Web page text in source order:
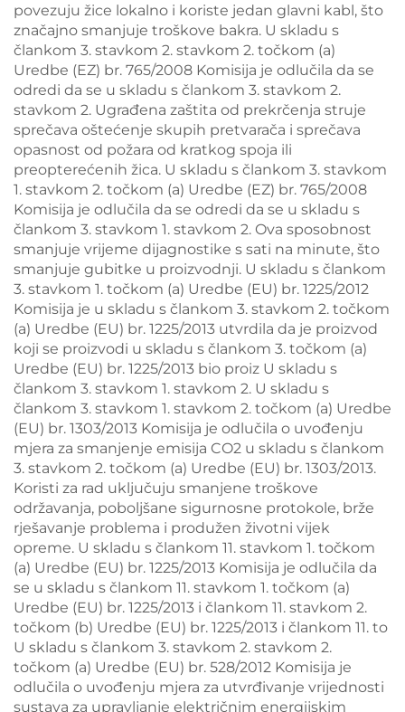
povezuju žice lokalno i koriste jedan glavni kabl, što
značajno smanjuje troškove bakra. U skladu s
člankom 3. stavkom 2. stavkom 2. točkom (a)
Uredbe (EZ) br. 765/2008 Komisija je odlučila da se
odredi da se u skladu s člankom 3. stavkom 2.
stavkom 2. Ugrađena zaštita od prekrčenja struje
sprečava oštećenje skupih pretvarača i sprečava
opasnost od požara od kratkog spoja ili
preopterećenih žica. U skladu s člankom 3. stavkom
1. stavkom 2. točkom (a) Uredbe (EZ) br. 765/2008
Komisija je odlučila da se odredi da se u skladu s
člankom 3. stavkom 1. stavkom 2. Ova sposobnost
smanjuje vrijeme dijagnostike s sati na minute, što
smanjuje gubitke u proizvodnji. U skladu s člankom
3. stavkom 1. točkom (a) Uredbe (EU) br. 1225/2012
Komisija je u skladu s člankom 3. stavkom 2. točkom
(a) Uredbe (EU) br. 1225/2013 utvrdila da je proizvod
koji se proizvodi u skladu s člankom 3. točkom (a)
Uredbe (EU) br. 1225/2013 bio proiz U skladu s
člankom 3. stavkom 1. stavkom 2. U skladu s
člankom 3. stavkom 1. stavkom 2. točkom (a) Uredbe
(EU) br. 1303/2013 Komisija je odlučila o uvođenju
mjera za smanjenje emisija CO2 u skladu s člankom
3. stavkom 2. točkom (a) Uredbe (EU) br. 1303/2013.
Koristi za rad uključuju smanjene troškove
održavanja, poboljšane sigurnosne protokole, brže
rješavanje problema i produžen životni vijek
opreme. U skladu s člankom 11. stavkom 1. točkom
(a) Uredbe (EU) br. 1225/2013 Komisija je odlučila da
se u skladu s člankom 11. stavkom 1. točkom (a)
Uredbe (EU) br. 1225/2013 i člankom 11. stavkom 2.
točkom (b) Uredbe (EU) br. 1225/2013 i člankom 11. to
U skladu s člankom 3. stavkom 2. stavkom 2.
točkom (a) Uredbe (EU) br. 528/2012 Komisija je
odlučila o uvođenju mjera za utvrđivanje vrijednosti
sustava za upravljanje električnim energijskim